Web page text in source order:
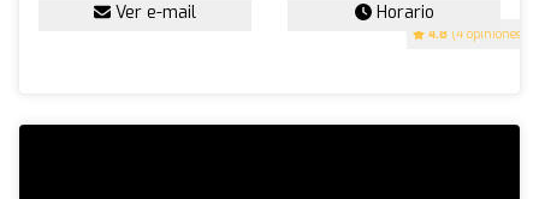
4.8 (4 opiniones)
Ver e-mail Horario